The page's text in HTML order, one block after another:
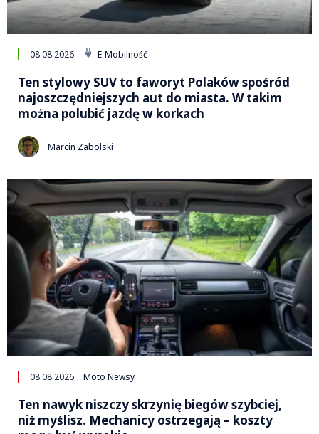
08.08.2026 E-Mobilność
Ten stylowy SUV to faworyt Polaków spośród
najoszczędniejszych aut do miasta. W takim
można polubić jazdę w korkach
Marcin Zabolski
08.08.2026 Moto Newsy
Ten nawyk niszczy skrzynię biegów szybciej,
niż myślisz. Mechanicy ostrzegają – koszty